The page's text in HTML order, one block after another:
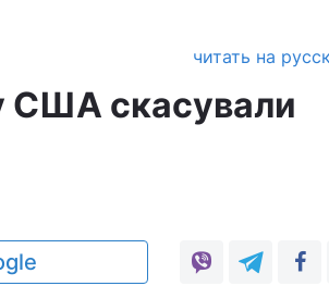
читать на
США скасували